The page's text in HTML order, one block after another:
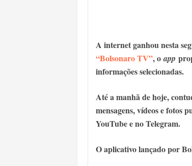
A internet ganhou nesta
“Bolsonaro TV”, oapp
informações selecionadas.
Até a manhã de hoje,
mensagens, vídeos e fotos
YouTube e no Telegram.
O aplicativo lançado por